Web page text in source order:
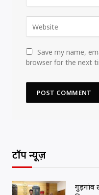
Save my name,
browser for the next
टॉप न्यूज़
गुड़गांव